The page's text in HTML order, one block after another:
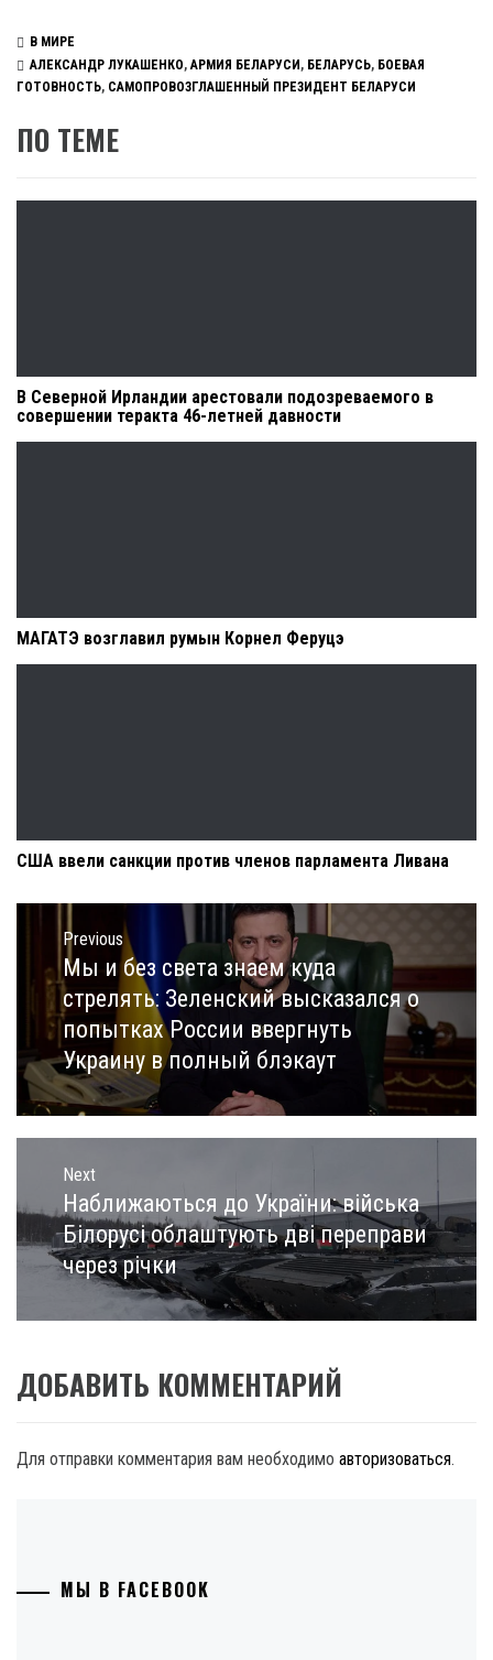
В МИРЕ
АЛЕКСАНДР ЛУКАШЕНКО,АРМИЯ БЕЛАРУСИ , БЕЛАРУСЬ, БОЕВАЯ
ГОТОВНОСТЬ, САМОПРОВОЗГЛАШЕННЫЙ ПРЕЗИДЕНТ БЕЛАРУСИ
ПО ТЕМЕ
В Северной Ирландии арестовали подозреваемого в
совершении теракта 46-летней давности
МАГАТЭ возглавил румын Корнел Феруцэ
США ввели санкции против членов парламента Ливана
Навигация
записям
Previous
Previous
post:
Мы и без света знаем куда
стрелять: Зеленский высказался о
попытках России ввергнуть
Украину в полный блэкаут
Next
Next
post:
Наближаються до України: війська
Білорусі облаштують дві переправи
через річки
ДОБАВИТЬ КОММЕНТАРИЙ
Для отправки комментария вам необходимо авторизоваться.
МЫ В FACEBOOK